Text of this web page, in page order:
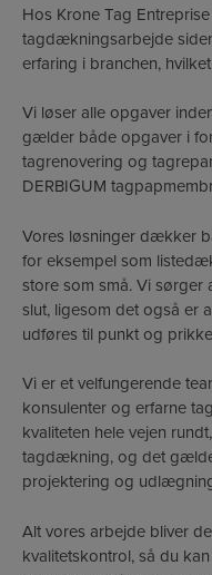
Hos Krone Tag
tagdækningsarbejde
erfaring i branchen,
Vi løser alle opgaver
gælder både opgaver i
tagrenovering og
DERBIGUM
Vores løsninger dækker
for eksempel som
store som små. Vi
slut, ligesom det også er
udføres til punkt og
Vi er et velfungerende
konsulenter og erfarne
kvaliteten hele vejen
tagdækning, og det
projektering og
Alt vores arbejde bliver
kvalitetskontrol, så du